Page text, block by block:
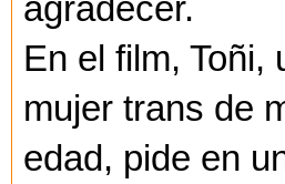
agradecer.
En el film, Toñi,
mujer trans de
edad, pide en